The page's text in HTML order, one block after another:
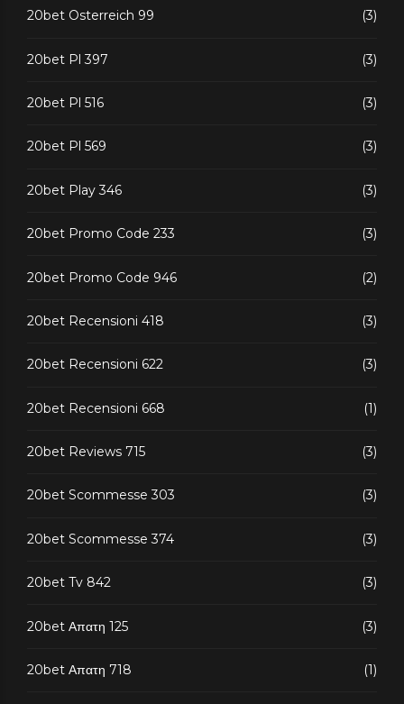
20bet Osterreich 99 (3)
20bet Pl 397 (3)
20bet Pl 516 (3)
20bet Pl 569 (3)
20bet Play 346 (3)
20bet Promo Code 233 (3)
20bet Promo Code 946 (2)
20bet Recensioni 418 (3)
20bet Recensioni 622 (3)
20bet Recensioni 668 (1)
20bet Reviews 715 (3)
20bet Scommesse 303 (3)
20bet Scommesse 374 (3)
20bet Tv 842 (3)
20bet Απατη 125 (3)
20bet Απατη 718 (1)